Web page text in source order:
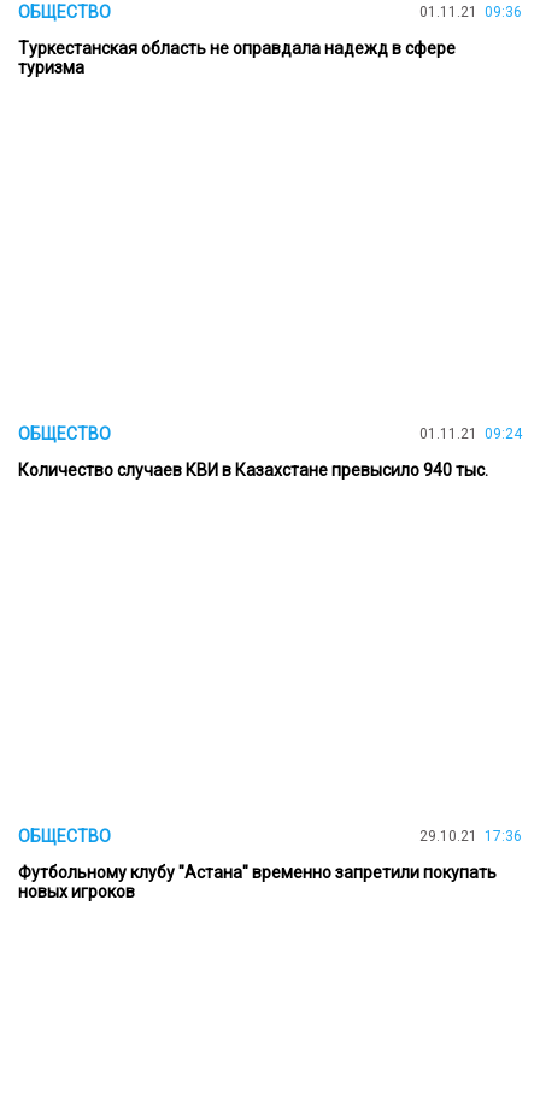
ОБЩЕСТВО 01.11.21 09:36
Туркестанская область не оправдала надежд в сфере
туризма
ОБЩЕСТВО 01.11.21 09:24
Количество случаев КВИ в Казахстане превысило 940 тыс.
ОБЩЕСТВО 29.10.21 17:36
Футбольному клубу "Астана" временно запретили покупать
новых игроков